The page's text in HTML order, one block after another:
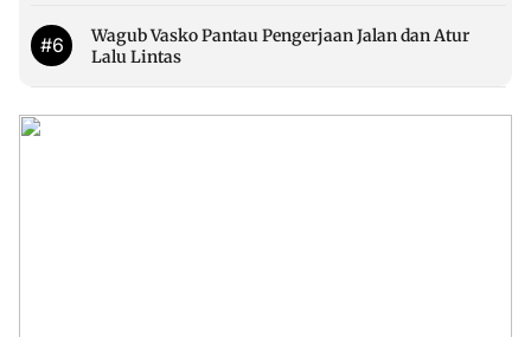
#6
Wagub Vasko Pantau Pengerjaan Jalan dan Atur
Lalu Lintas